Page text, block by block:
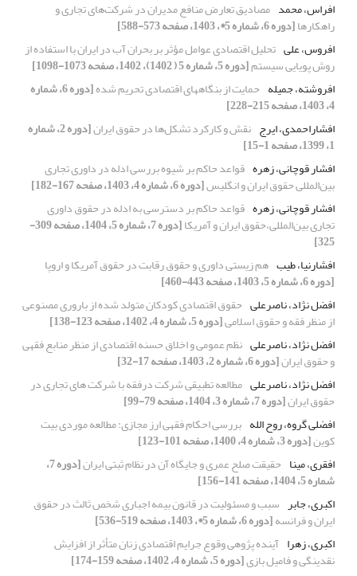
افراس، محمد مصادیق تعارض منافع مدیران در شرکت‌های تجاری و
راهکارها[دوره 6، شماره 5*، 1403، صفحه 573-588]
افروس، علی تحلیل اقتصادی عوامل مؤثر بر بحران آب در ایران با استفاده از
روش پویایی سیستم[دوره 5، شماره 5 ( 1402)، 1402، صفحه 1073-1098]
افروشته، جمیله حمایت از بنگاههای اقتصادی تحریم شده [دوره 6، شماره
4، 1403، صفحه 215-228]
افشاراحمدی، ایرج نقش و کارکرد تشکل‌ها در حقوق ایران [دوره 2، شماره
1، 1399، صفحه 1-15]
افشار قوچانی، زهره قواعد حاکم بر شیوه بررسی ادله در داوری تجاری
بین‌المللی حقوق ایران و انگلیس[دوره 6، شماره 4، 1403، صفحه 167-182]
افشار قوچانی، زهره قواعد حاکم بر دسترسی به ادله در حقوق داوری
تجاری بین‌المللی،حقوق ایران و آمریکا [دوره 7، شماره 5، 1404، صفحه 309-
325]
افشارنیا، طیب هم زیستی داوری و حقوق رقابت در حقوق آمریکا و اروپا
[دوره 6، شماره 5، 1403، صفحه 443-460]
افضل نژاد، ناصرعلی حقوق اقتصادی کودکان متولد شده از باروری مصنوعی
از منظر فقه و حقوق اسلامی[دوره 5، شماره 4، 1402، صفحه 123-138]
افضل نژاد، ناصرعلی نظم عمومی و اخلاق حسنه اقتصادی از منظر منابع فقهی
و حقوق ایران[دوره 6، شماره 2، 1403، صفحه 17-32]
افضل نژاد، ناصرعلی مطالعه تطبیقی شرکت درفقه با شرکت های تجاری در
حقوق ایران[دوره 7، شماره 3، 1404، صفحه 79-99]
افضلی گروه، روح الله بررسی احکام فقهی ارز مجازی: مطالعه موردی بیت
کوین[دوره 3، شماره 4، 1400، صفحه 101-123]
افقری، مینا حقیقت صلح عمری و جایگاه آن در نظام ثبتی ایران [دوره 7،
شماره 5، 1404، صفحه 141-156]
اکبری، جابر سبب و مسئولیت در قانون بیمه اجباری شخص ثالث در حقوق
ایران و فرانسه[دوره 6، شماره 5*، 1403، صفحه 519-536]
اکبری، زهرا آینده پژوهی وقوع جرایم اقتصادی زنان متأثر از افزایش
نقدینگی و فامیل بازی[دوره 5، شماره 4، 1402، صفحه 159-174]